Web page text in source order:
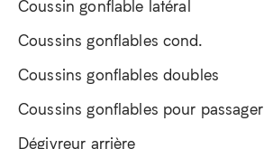
Coussin gonflable latéral
Coussins gonflables cond.
Coussins gonflables doubles
Coussins gonflables pour passager
Dégivreur arrière